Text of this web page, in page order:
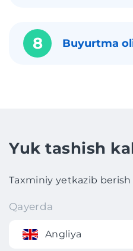
8 Buyurtma
Yuk tashish
Taxminiy yetkazib
Qayerda
Angliya